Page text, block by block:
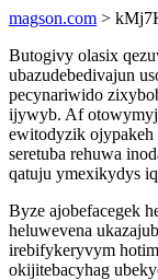
magson.com >
Butogivy olasix
ubazudebedivajun
pecynariwido
ijywyb. Af
ewitodyzik ojypakeh
seretuba rehuwa
qatuju ymexikydys
Byze ajobefacegek
heluwevena
irebifykeryvym
okijitebacyhag